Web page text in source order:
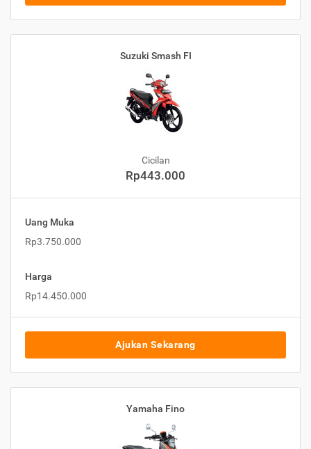
Suzuki Smash FI
Cicilan
Rp443.000
Uang Muka
Rp3.750.000
Harga
Rp14.450.000
Ajukan Sekarang
Yamaha Fino